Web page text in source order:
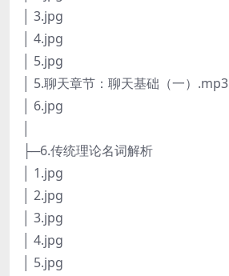
│ 3.jpg
│ 4.jpg
│ 5.jpg
│ 5.聊天章节：聊天基础（一）.mp3
│ 6.jpg
├─6.传统理论名词解析
│ 1.jpg
│ 2.jpg
│ 3.jpg
│ 4.jpg
│ 5.jpg